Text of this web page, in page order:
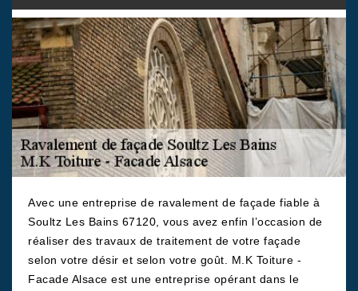
Avec une entreprise de ravalement de façade fiable à
Soultz Les Bains 67120, vous avez enfin l’occasion de
réaliser des travaux de traitement de votre façade
selon votre désir et selon votre goût. M.K Toiture -
Facade Alsace est une entreprise opérant dans le